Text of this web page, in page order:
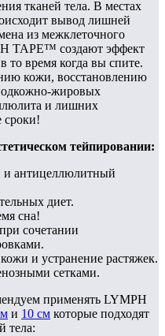
тканей тела. В местах
вывод лишней
из межклеточного
TAPE™ создают эффект
то время когда вы спите.
кожи, восстановлению
жировых
и лишних
сроки!
тейпировании:
антицеллюлитный
диет.
сна!
сочетании
и устранение растяжек.
сетками.
применять LYMPH
и 10 см которые подходят
тела: